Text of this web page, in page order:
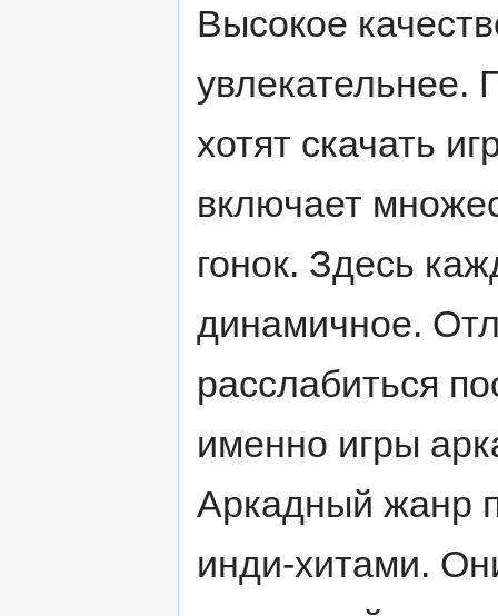
Высокое
увлекательнее.
хотят скачать
включает
гонок. Здесь
динамичное.
расслабиться
именно игры
Аркадный жанр
инди-хитами.